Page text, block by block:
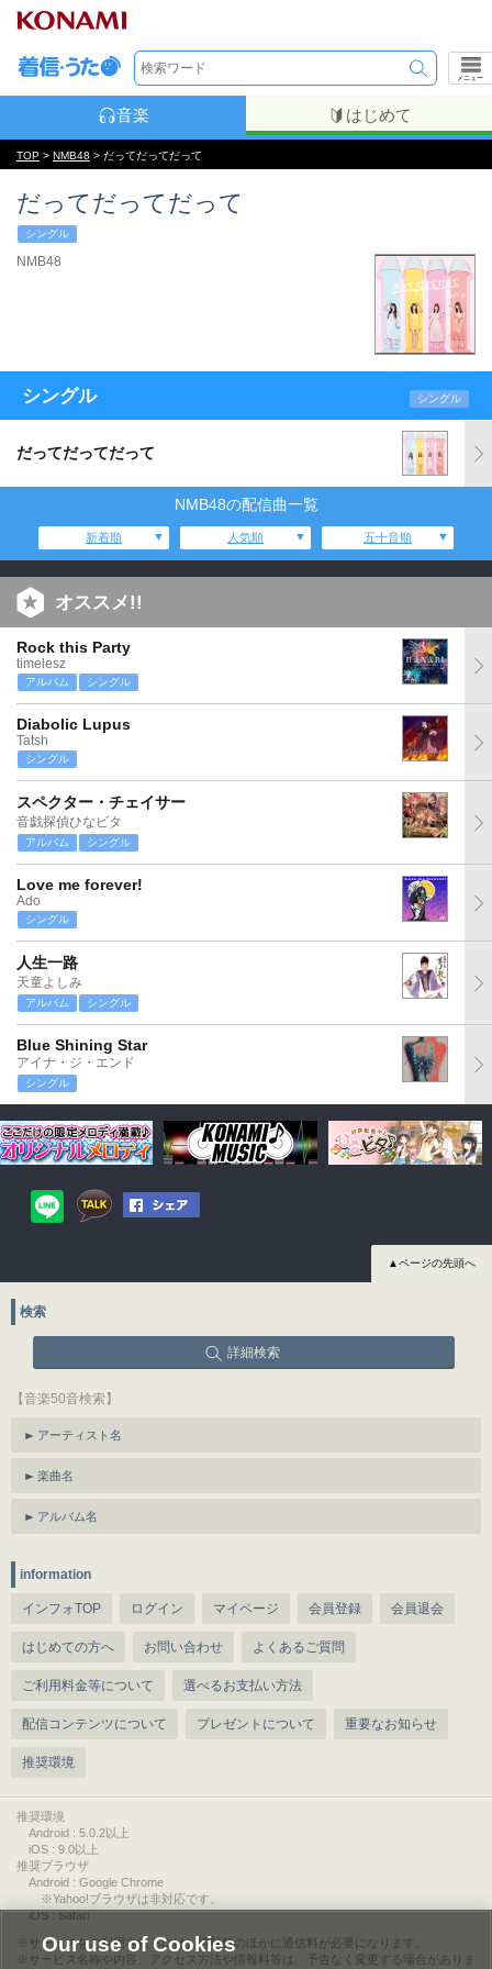
メニュー
音楽 はじめて
TOP > NMB48 > だってだってだって
だってだってだって
シングル
NMB48
シングル シングル
だってだってだって
NMB48の配信曲一覧
新着順 人気順 五十音順
オススメ!!
Rock this Party
timelesz
アルバム シングル
Diabolic Lupus
Tatsh
シングル
スペクター・チェイサー
音戯探偵ひなビタ
アルバム シングル
Love me forever!
Ado
シングル
人生一路
天童よしみ
アルバム シングル
Blue Shining Star
アイナ・ジ・エンド
シングル
▲ページの先頭へ
検索
詳細検索
【音楽50音検索】
アーティスト名
楽曲名
アルバム名
information
インフォTOP ログイン マイページ 会員登録 会員退会
はじめての方へ お問い合わせ よくあるご質問
ご利用料金等について 選べるお支払い方法
配信コンテンツについて プレゼントについて 重要なお知らせ
推奨環境
推奨環境
Android : 5.0.2以上
iOS : 9.0以上
推奨ブラウザ
Android : Google Chrome
※Yahoo!ブラウザは非対応です。
iOS : Safari
サービスをご利用されるには、情報料のほかに通信料が必要になります。
サービス名称や内容、アクセス方法や情報料等は、予告なく変更する場合がありま
Our use of Cookies